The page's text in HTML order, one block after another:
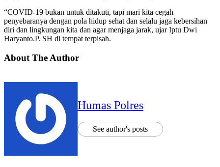
“COVID-19 bukan untuk ditakuti, tapi mari kita cegah
penyebaranya dengan pola hidup sehat dan selalu jaga kebersihan
diri dan lingkungan kita dan agar menjaga jarak, ujar Iptu Dwi
Haryanto.P. SH di tempat terpisah.
About The Author
Humas Polres
See author's posts